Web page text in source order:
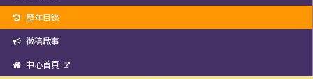
歷年目錄
徵稿啟事
中心首頁